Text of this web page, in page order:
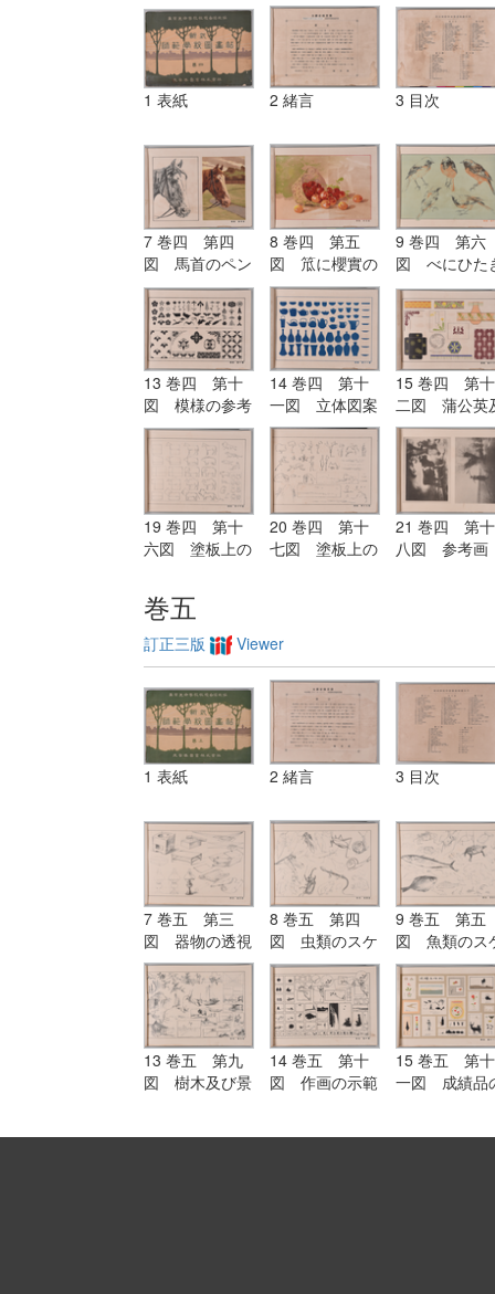
1 表紙 2 緒言 3 目次
7 巻四 第四
図 馬首のペン
画と水彩画
8 巻四 第五
図 笟に櫻實の
水彩画
9 巻四 第六
図 べにひた
の色鉛筆画
13 巻四 第十
図 模様の参考
図
14 巻四 第十
一図 立体図案
の参考図
15 巻四 第十
二図 蒲公英
び其の模様の
用画
19 巻四 第十
六図 塗板上の
くも宜し）
20 巻四 第十
七図 塗板上の
21 巻四 第十
八図 参考画
巻五
訂正三版 Viewer
1 表紙 2 緒言 3 目次
7 巻五 第三
図 器物の透視
画
8 巻五 第四
図 虫類のスケ
ッチ
9 巻五 第五
図 魚類のス
ッチ
13 巻五 第九
図 樹木及び景
14 巻五 第十
図 作画の示範
15 巻五 第十
一図 成績品